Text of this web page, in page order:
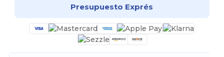
Presupuesto Exprés